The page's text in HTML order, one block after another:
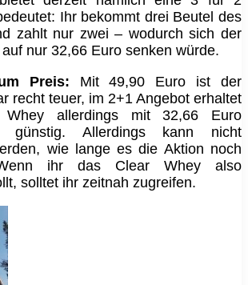
Ihr bekommt drei Beutel des
zahlt nur zwei – wodurch sich der
nur 32,66 Euro senken würde.
Preis: Mit 49,90 Euro ist der
recht teuer, im 2+1 Angebot erhaltet
allerdings mit 32,66 Euro
günstig. Allerdings kann nicht
wie lange es die Aktion noch
ihr das Clear Whey also
solltet ihr zeitnah zugreifen.